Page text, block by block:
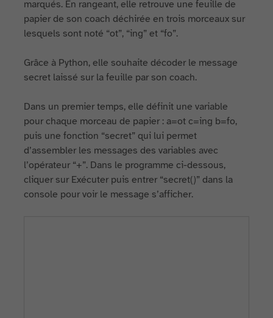
marqués. En rangeant, elle retrouve une feuille de
papier de son coach déchirée en trois morceaux sur
lesquels sont noté “ot”, “ing” et “fo”.
Grâce à Python, elle souhaite décoder le message
secret laissé sur la feuille par son coach.
Dans un premier temps, elle définit une variable
pour chaque morceau de papier : a=ot c=ing b=fo,
puis une fonction “secret” qui lui permet
d’assembler les messages des variables avec
l’opérateur “+”. Dans le programme ci-dessous,
cliquer sur Exécuter puis entrer “secret()” dans la
console pour voir le message s’afficher.